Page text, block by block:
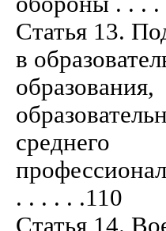
Статья 13.
в
образования,
среднего
. . . . . .110
Статья 14.